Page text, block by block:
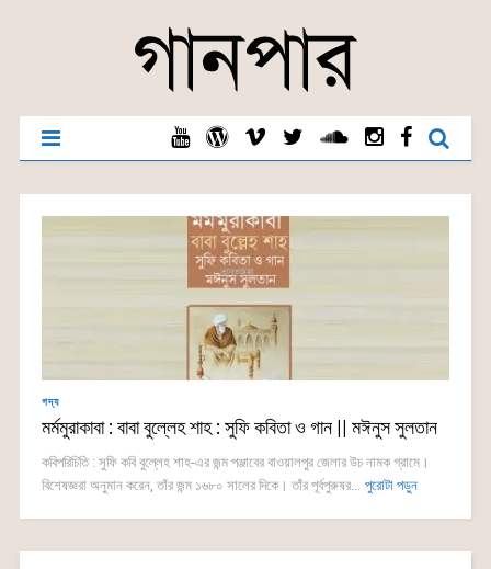
গদ্য
মর্মমুরাকাবা : বাবা বুল্লেহ শাহ : সুফি কবিতা ও গান || মঈনুস সুলতান
কবিপরিচিতি : সুফি কবি বুল্লেহ শাহ-এর জন্ম পঞ্জাবের বাওয়ালপুর জেলার উচ নামক গ্রামে।
বিশেষজ্ঞরা অনুমান করেন, তাঁর জন্ম ১৬৮০ সালের দিকে। তাঁর পূর্বপুরুষর... পুরোটা পড়ুন